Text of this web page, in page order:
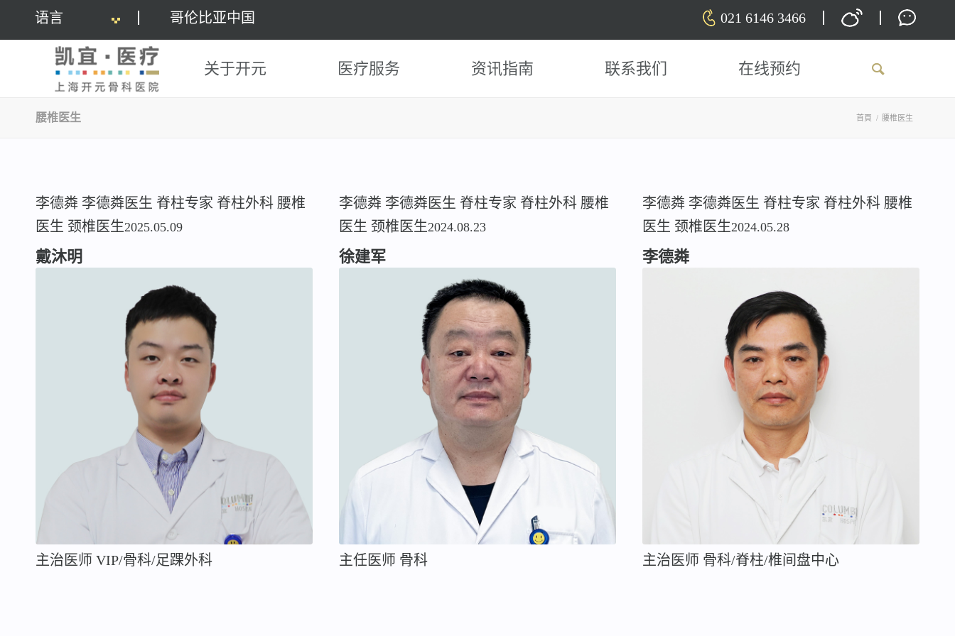
语言 哥伦比亚中国 021 6146 3466
关于开元 医疗服务 资讯指南 联系我们 在线预约
腰椎医生 首頁 / 腰椎医生
李德粦 李德粦医生 脊柱专家 脊柱外科 腰椎
医生 颈椎医生2025.05.09
戴沐明
主治医师 VIP/骨科/足踝外科
李德粦 李德粦医生 脊柱专家 脊柱外科 腰椎
医生 颈椎医生2024.08.23
徐建军
主任医师 骨科
李德粦 李德粦医生 脊柱专家 脊柱外科 腰椎
医生 颈椎医生2024.05.28
李德粦
主治医师 骨科/脊柱/椎间盘中心